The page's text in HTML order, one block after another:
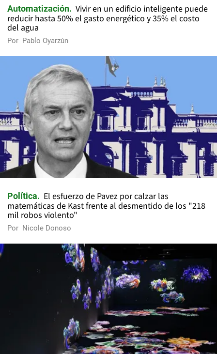
Automatización
Vivir en un edificio inteligente puede
reducir hasta 50% el gasto energético y 35% el costo
del agua
Por Pablo Oyarzún
Política
El esfuerzo de Pavez por calzar las
matemáticas de Kast frente al desmentido de los "218
mil robos violento"
Por Nicole Donoso